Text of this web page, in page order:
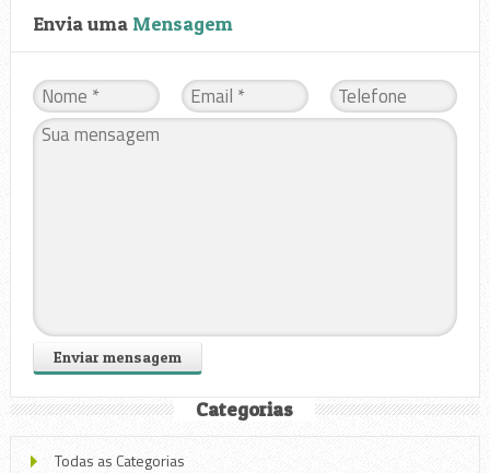
Envia uma Mensagem
Categorias
Todas as Categorias